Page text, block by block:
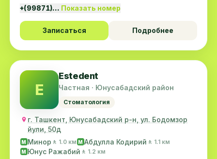
+(99871)… Показать номер
Записаться Подробнее
E
Estedent
Частная · Юнусабадский район
Стоматология
г. Ташкент, Юнусабадский р-н, ул. Бодомзор
йули, 50д
M Минор 🚶 1.0 км M Абдулла Кодирий 🚶 1.1 км
M Юнус Ражабий 🚶 1.2 км